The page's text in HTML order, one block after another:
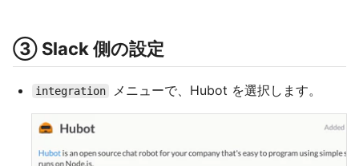
③ Slack 側の設定
integration メニューで、Hubot を選択します。